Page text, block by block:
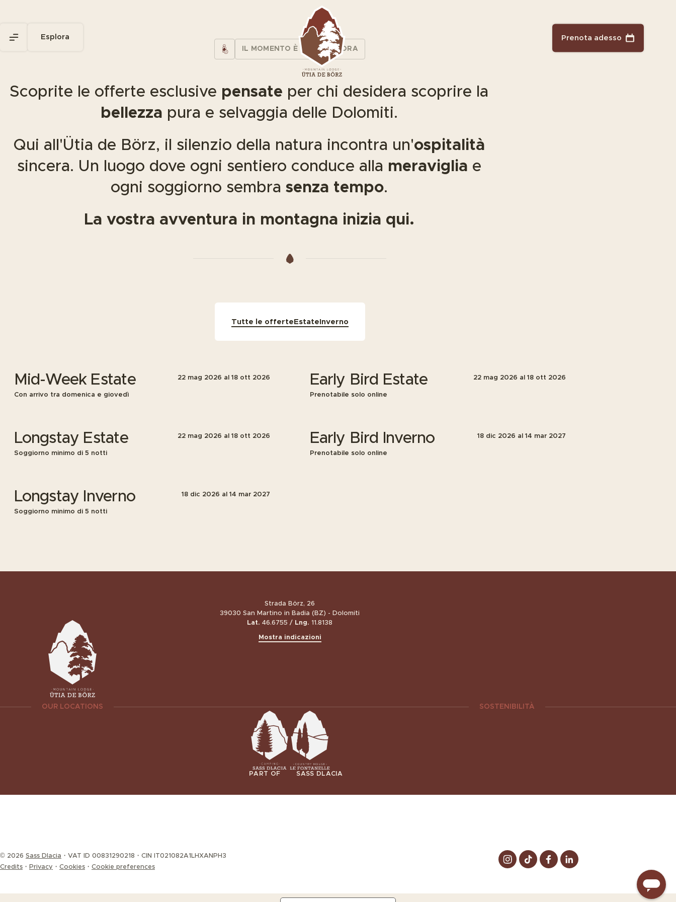
Prenota adesso
IL MOMENTO È TUO, ESPLORA
Scoprite le offerte esclusive pensate per chi desidera scoprire la
bellezza pura e selvaggia delle Dolomiti.
Qui all'Ütia de Börz, il silenzio della natura incontra un'ospitalità
sincera. Un luogo dove ogni sentiero conduce alla meraviglia e
ogni soggiorno sembra senza tempo.
La vostra avventura in montagna inizia qui.
Tutte le offerteEstateInverno
Mid-Week Estate
Con arrivo tra domenica e giovedì
22 mag 2026 al 18 ott 2026 Early Bird Estate
Prenotabile solo online
22 mag 2026 al 18 ott 2026
Longstay Estate
Soggiorno minimo di 5 notti
22 mag 2026 al 18 ott 2026 Early Bird Inverno
Prenotabile solo online
18 dic 2026 al 14 mar 2027
Longstay Inverno
Soggiorno minimo di 5 notti
18 dic 2026 al 14 mar 2027
Strada Börz, 26
39030 San Martino in Badia (BZ) - Dolomiti
Lat. 46.6755 / Lng. 11.8138
Mostra indicazioni
OUR LOCATIONS SOSTENIBILITÀ
PART OF SASS DLACIA
© 2026 Sass Dlacia VAT ID 00831290218
CIN IT021082A1LHXANPH3
Credits
Privacy Cookies Cookie preferences